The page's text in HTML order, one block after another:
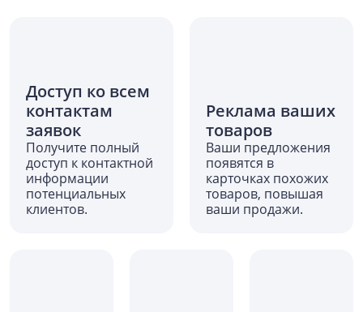
Доступ ко всем
контактам
заявок
Получите полный
доступ к контактной
информации
потенциальных
клиентов.
Реклама ваших
товаров
Ваши предложения
появятся в
карточках похожих
товаров, повышая
ваши продажи.